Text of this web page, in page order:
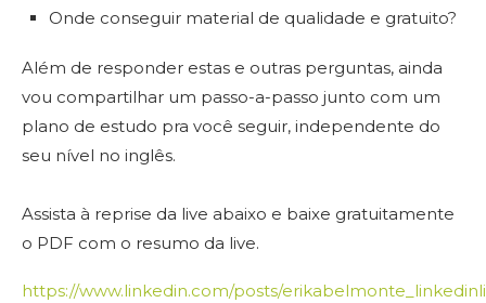
Onde conseguir material de qualidade e gratuito?
Além de responder estas e outras perguntas, ainda
vou compartilhar um passo-a-passo junto com um
plano de estudo pra você seguir, independente do
seu nível no inglês.
Assista à reprise da live abaixo e baixe gratuitamente
o PDF com o resumo da live.
https://www.linkedin.com/posts/